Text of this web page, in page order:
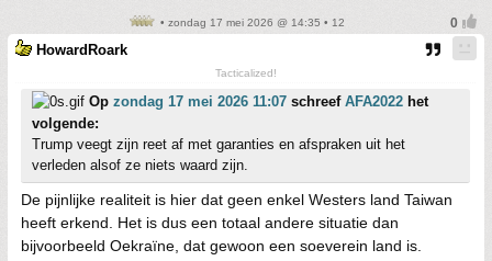
• zondag 17 mei 2026 @ 14:35 • 12
HowardRoark
Tacticalized!
Op zondag 17 mei 2026 11:07 schreef AFA2022 het
volgende:
Trump veegt zijn reet af met garanties en afspraken uit het
verleden alsof ze niets waard zijn.
De pijnlijke realiteit is hier dat geen enkel Westers land Taiwan
heeft erkend. Het is dus een totaal andere situatie dan
bijvoorbeeld Oekraïne, dat gewoon een soeverein land is.